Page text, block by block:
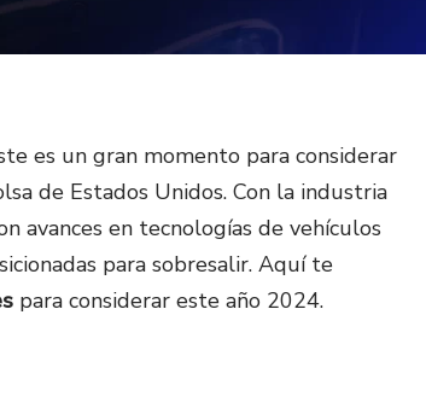
es un gran momento para considerar
de Estados Unidos. Con la industria
avances en tecnologías de vehículos
para sobresalir. Aquí te
para considerar este año 2024.